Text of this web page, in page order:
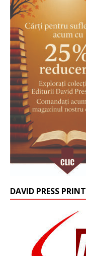
DAVID PRESS PRINT